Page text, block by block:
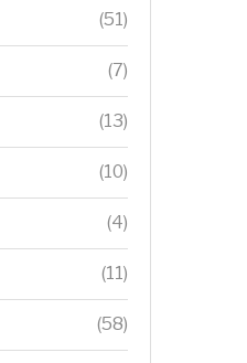
(51)
(7)
(13)
(10)
(4)
(11)
(58)